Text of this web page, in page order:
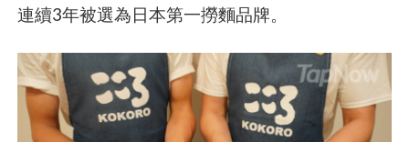
連續3年被選為日本第一撈麵品牌。